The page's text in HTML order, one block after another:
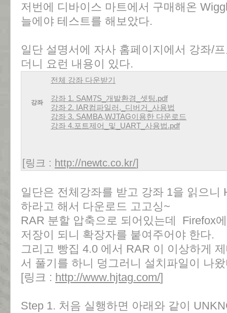
저번에 디바이스 마트에서 구매해온
늘에야 테스트를 해보았다.
일단 설명서에 자사 홈페이지에서 강좌/
더니 요런 내용이 있다.
강좌
전체 강좌 다운받기
강좌 1. SAM7S_개발환경_셋팅.pdf
강좌 2. IAR컴파일러,_디버거_사용법
강좌 3. SAMBA,WJTAG이용한 다운로드
강좌 4.포트제어_및_UART_사용법.pdf
[링크 : http://newtc.co.kr/]
일단은 전체강좌를 받고 강좌 1을 읽으니
하라고 해서 다운로드 고고싱~
RAR 분할 압축으로 되어있는데 Firefox
저장이 되니 확장자를 붙여주어야 한다.
그리고 빵집 4.0 에서 RAR 이 이상하게
서 풀기를 하니 덩그러니 설치파일이 나
[링크 : http://www.hjtag.com/]
Step 1. 처음 실행하면 아래와 같이